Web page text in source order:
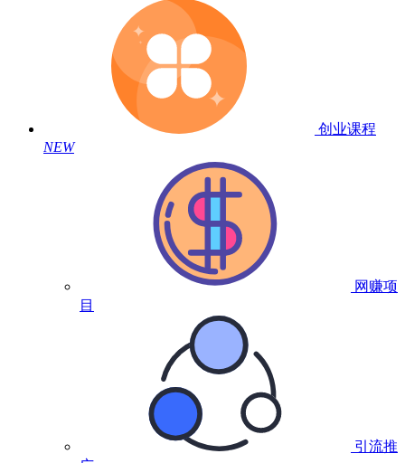
创业课程
NEW
网赚项
目
引流推